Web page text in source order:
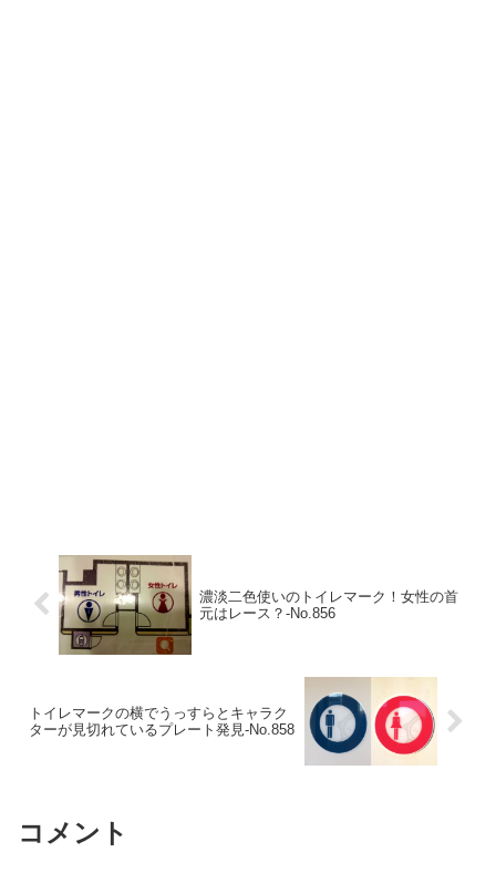
濃淡二色使いのトイレマーク！女性の首
元はレース？‐No.856
トイレマークの横でうっすらとキャラク
ターが見切れているプレート発見‐No.858
コメント